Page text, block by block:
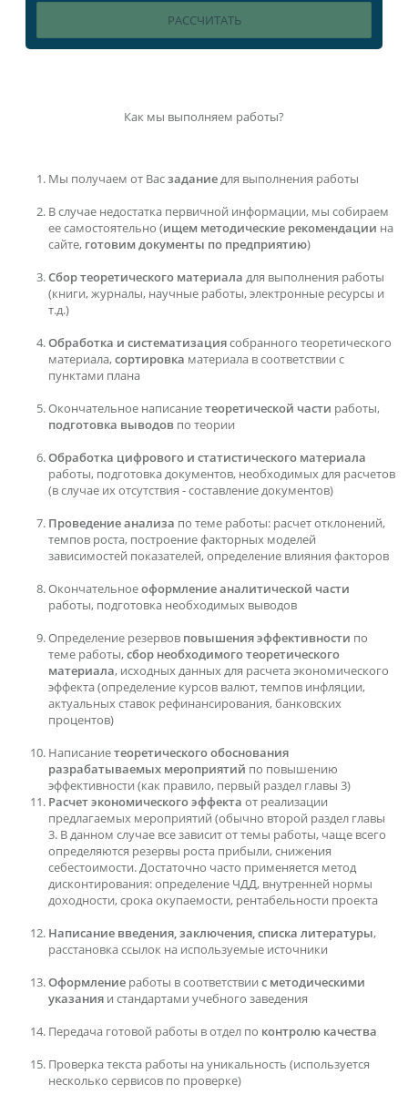
Как мы выполняем работы?
Мы получаем от Васзаданиедля выполнения работы
В случае недостатка первичной информации, мы собираем
ее самостоятельно (ищем методические рекомендации на
сайте, готовим документы по предприятию)
Сбор теоретического материала для выполнения работы
(книги, журналы, научные работы, электронные ресурсы и
т.д.)
Обработка и систематизациясобранного теоретического
материала,сортировка материала в соответствии с
пунктами плана
Окончательное написаниетеоретической части работы,
подготовка выводов по теории
Обработка цифрового и статистического материала
работы, подготовка документов, необходимых для расчетов
(в случае их отсутствия - составление документов)
Проведение анализа по теме работы: расчет отклонений,
темпов роста, построение факторных моделей
зависимостей показателей, определение влияния факторов
Окончательноеоформление аналитической части
работы, подготовка необходимых выводов
Определение резервов повышения эффективности по
теме работы,сбор необходимого теоретического
материала, исходных данных для расчета экономического
эффекта (определение курсов валют, темпов инфляции,
актуальных ставок рефинансирования, банковских
процентов)
Написаниетеоретического обоснования
разрабатываемых мероприятий по повышению
эффективности (как правило, первый раздел главы 3)
Расчет экономического эффекта от реализации
предлагаемых мероприятий (обычно второй раздел главы
3. В данном случае все зависит от темы работы, чаще всего
определяются резервы роста прибыли, снижения
себестоимости. Достаточно часто применяется метод
дисконтирования: определение ЧДД, внутренней нормы
доходности, срока окупаемости, рентабельности проекта
Написание введения, заключения, списка литературы,
расстановка ссылок на используемые источники
Оформление работы в соответствии с методическими
указания и стандартами учебного заведения
Передача готовой работы в отдел по контролю качества
Проверка текста работы на уникальность (используется
несколько сервисов по проверке)